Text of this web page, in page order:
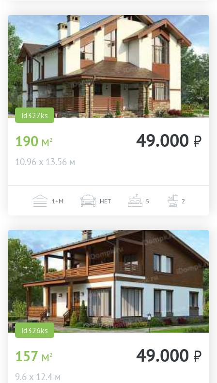
id327ks
190 м2
10.96 х 13.56 м
49.000 ₽
1+М НЕТ 5 2
id326ks
157 м2
9.6 х 12.4 м
49.000 ₽